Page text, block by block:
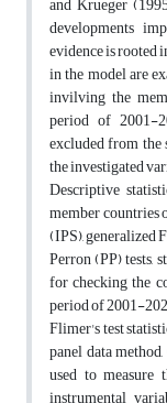
developments
evidence is rooted
in the model are
invilving the
period of 2001-
excluded from
the investigated
Descriptive
member countries
(IPS),
Perron (PP) tests,
for checking the
period of 2001-
Flimer's test
panel data
used to measure